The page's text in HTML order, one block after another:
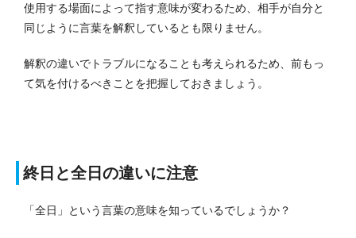
使用する場面によって指す意味が変わるため、相手が自分と
同じように言葉を解釈しているとも限りません。
解釈の違いでトラブルになることも考えられるため、前もっ
て気を付けるべきことを把握しておきましょう。
終日と全日の違いに注意
「全日」という言葉の意味を知っているでしょうか？